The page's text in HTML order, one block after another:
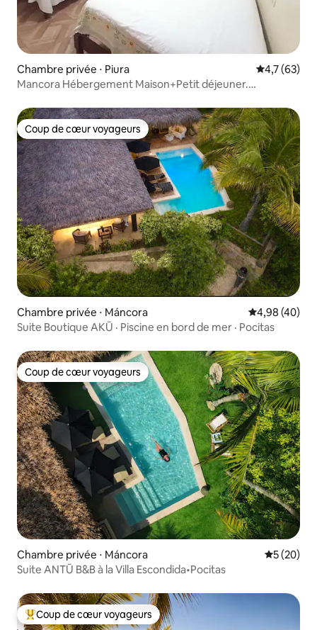
Chambre privée ⋅ Piura Évaluation
4,7 (63)
Mancora Hébergement Maison+Petit déjeuner.
Coup de cœur voyageurs
Coup de cœur voyageurs
Chambre privée ⋅ Máncora Évaluation
4,98 (40)
Suite Boutique AKŪ · Piscine en bord de mer · Pocitas
Coup de cœur voyageurs
Coup de cœur voyageurs
Chambre privée ⋅ Máncora
5 (20)
Suite ANTŪ B&B à la Villa Escondida•Pocitas
Coups de cœur voyageurs les plus appréciés
Coup de cœur voyageurs